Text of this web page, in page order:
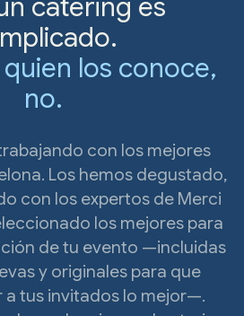
catering es
los conoce,
no.
con los mejores
Los hemos degustado,
con los expertos de Merci
los mejores para
de tu evento —incluidas
y originales para que
a tus invitados lo mejor—.